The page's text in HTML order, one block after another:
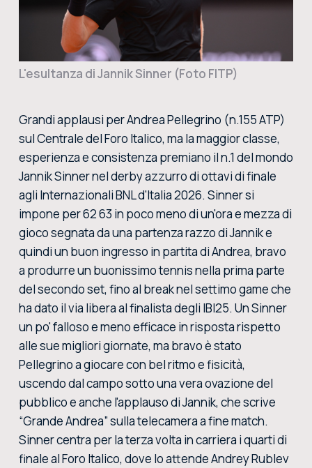
L'esultanza di Jannik Sinner (Foto FITP)
Grandi applausi per Andrea Pellegrino (n.155 ATP)
sul Centrale del Foro Italico, ma la maggior classe,
esperienza e consistenza premiano il n.1 del mondo
Jannik Sinner nel derby azzurro di ottavi di finale
agli Internazionali BNL d'Italia 2026. Sinner si
impone per 62 63 in poco meno di un'ora e mezza di
gioco segnata da una partenza razzo di Jannik e
quindi un buon ingresso in partita di Andrea, bravo
a produrre un buonissimo tennis nella prima parte
del secondo set, fino al break nel settimo game che
ha dato il via libera al finalista degli IBI25. Un Sinner
un po' falloso e meno efficace in risposta rispetto
alle sue migliori giornate, ma bravo è stato
Pellegrino a giocare con bel ritmo e fisicità,
uscendo dal campo sotto una vera ovazione del
pubblico e anche l'applauso di Jannik, che scrive
“Grande Andrea” sulla telecamera a fine match.
Sinner centra per la terza volta in carriera i quarti di
finale al Foro Italico, dove lo attende Andrey Rublev
ACQUISTA ORA